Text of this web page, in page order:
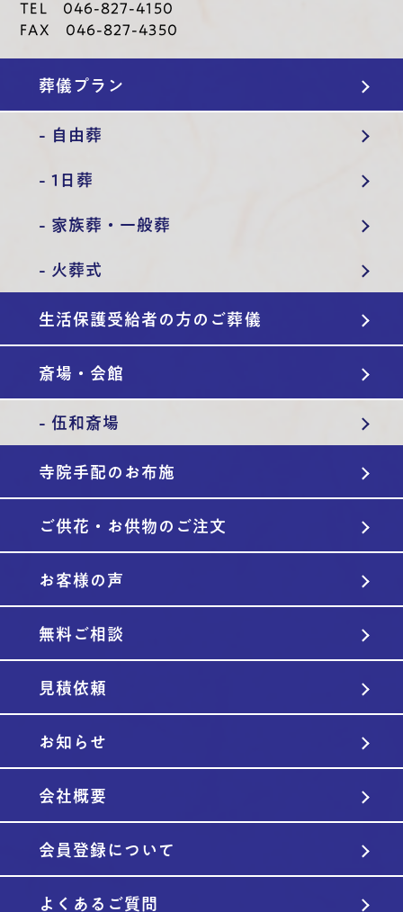
TEL 046-827-4150
FAX 046-827-4350
葬儀プラン
- 自由葬
- 1日葬
- 家族葬・一般葬
- 火葬式
生活保護受給者の方のご葬儀
斎場・会館
- 伍和斎場
寺院手配のお布施
ご供花・お供物のご注文
お客様の声
無料ご相談
見積依頼
お知らせ
会社概要
会員登録について
よくあるご質問